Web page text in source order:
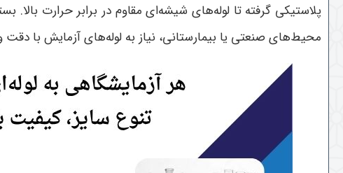
پلاستیکی گرفته تا لوله‌های شیشه‌ای مقاوم در برابر حرارت
محیط‌های صنعتی یا بیمارستانی، نیاز به لوله‌های آزمایش با دقت و